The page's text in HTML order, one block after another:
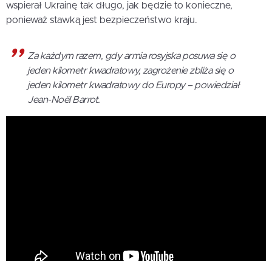
wspierał Ukrainę tak długo, jak będzie to konieczne,
ponieważ stawką jest bezpieczeństwo kraju.
Za każdym razem, gdy armia rosyjska posuwa się o
jeden kilometr kwadratowy, zagrożenie zbliża się o
jeden kilometr kwadratowy do Europy – powiedział
Jean-Noël Barrot.